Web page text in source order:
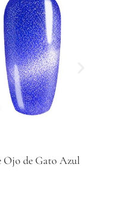
Ojo de Gato Azul